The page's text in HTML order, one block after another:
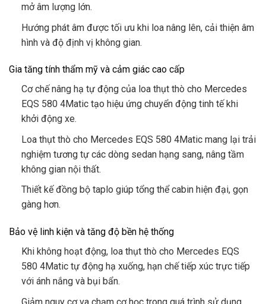
mở âm lượng lớn.
Hướng phát âm được tối ưu khi loa nâng lên, cải thiện âm
hình và độ định vị không gian.
Gia tăng tính thẩm mỹ và cảm giác cao cấp
Cơ chế nâng hạ tự động của loa thụt thò cho Mercedes
EQS 580 4Matic tạo hiệu ứng chuyển động tinh tế khi
khởi động xe.
Loa thụt thò cho Mercedes EQS 580 4Matic mang lại trải
nghiệm tương tự các dòng sedan hạng sang, nâng tầm
không gian nội thất.
Thiết kế đồng bộ taplo giúp tổng thể cabin hiện đại, gọn
gàng hơn.
Bảo vệ linh kiện và tăng độ bền hệ thống
Khi không hoạt động, loa thụt thò cho Mercedes EQS
580 4Matic tự động hạ xuống, hạn chế tiếp xúc trực tiếp
với ánh nắng và bụi bẩn.